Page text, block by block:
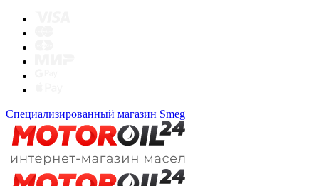
Специализированный магазин Smeg